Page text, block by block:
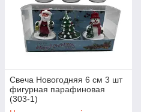
Свеча Новогодняя 6 см 3 шт
фигурная парафиновая
(303-1)